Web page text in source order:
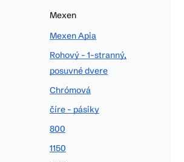
Mexen
Mexen Apia
Rohový - 1-stranný,
posuvné dvere
Chrómová
číre - pásiky
800
1150